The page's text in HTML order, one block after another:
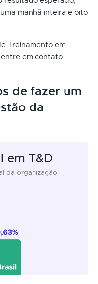
manhã inteira e oito
Treinamento em
em contato
de fazer um
da
em T&D
da organização